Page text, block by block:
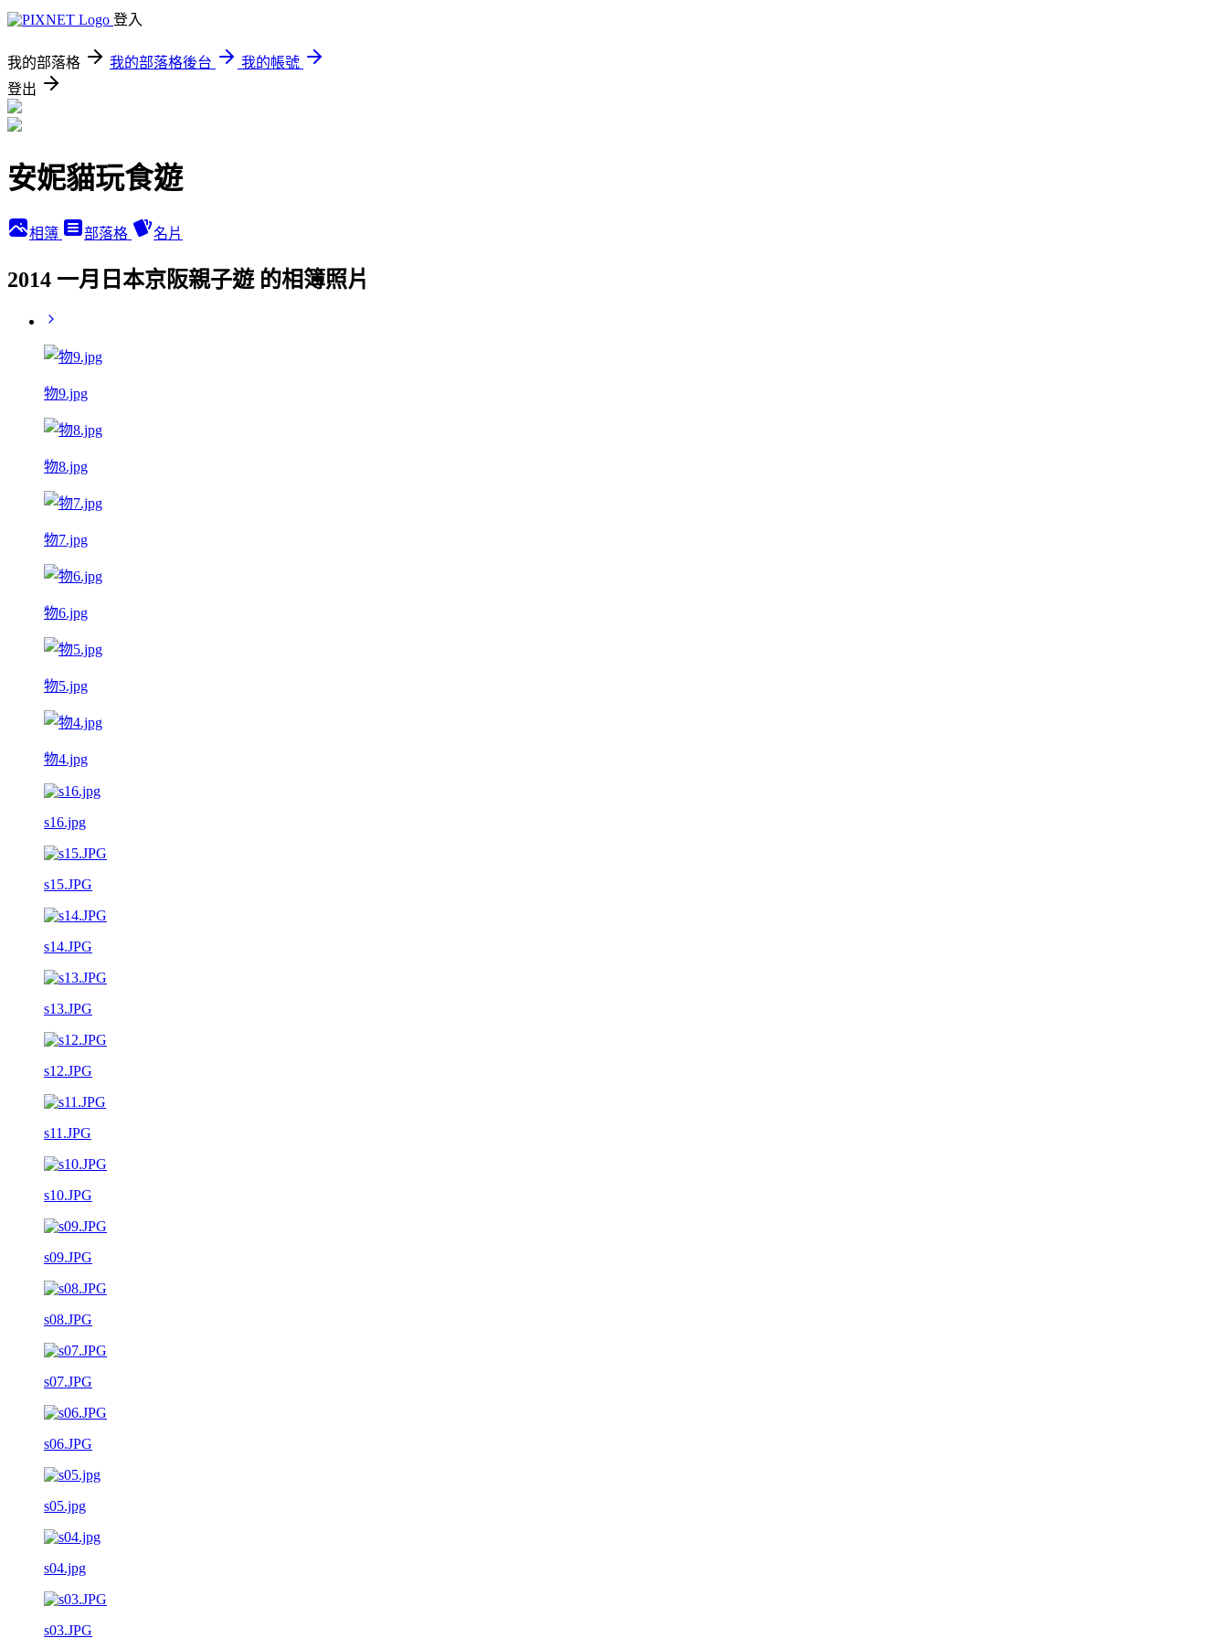
登入
我的部落格 我的部落格後台
我的帳號
登出
安妮貓玩食遊
相簿 部落格 名片
2014 一月日本京阪親子遊 的相簿照片
物9.jpg
物8.jpg
物7.jpg
物6.jpg
物5.jpg
物4.jpg
s16.jpg
s15.JPG
s14.JPG
s13.JPG
s12.JPG
s11.JPG
s10.JPG
s09.JPG
s08.JPG
s07.JPG
s06.JPG
s05.jpg
s04.jpg
s03.JPG